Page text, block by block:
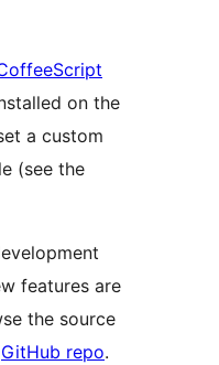
on the
(see the
features are
the source
GitHub repo.